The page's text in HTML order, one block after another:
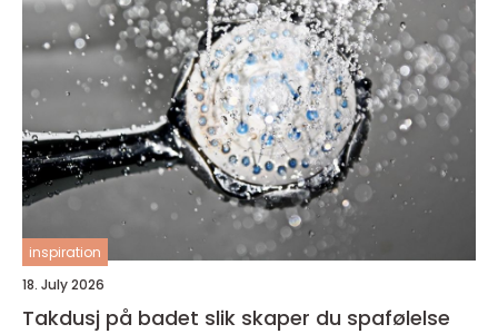
inspiration
18. July 2026
Takdusj på badet slik skaper du spafølelse